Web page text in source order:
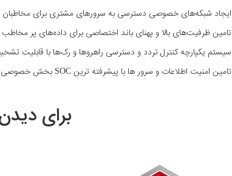
ایجاد شبکه‌های خصوصی دسترسی به سرورهای مشتری برای مخاطبان
تامین ظرفیت‌های بالا و پهنای باند اختصاصی برای داده‌های پر مخاطب
سیستم یکپارچه کنترل تردد و دسترسی راهروها و رک‌ها با قابلیت
تامین امنیت اطلاعات و سرور ها با پیشرفته ترین SOC بخش خصوصی
برای